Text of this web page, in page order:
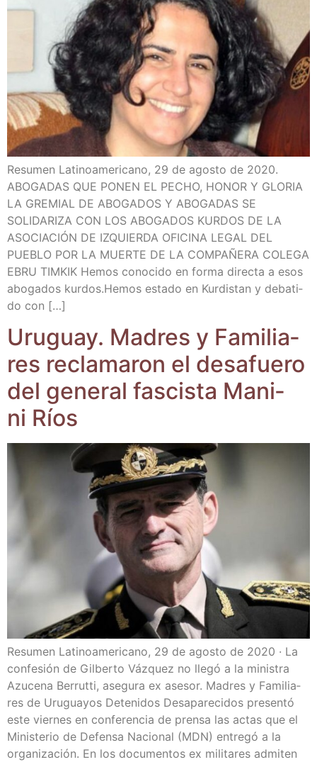
Resu­men Lati­no­ame­ri­cano, 29 de agos­to de 2020.
ABOGADAS QUE PONEN EL PECHO, HONOR Y GLORIA
LA GREMIAL DE ABOGADOS Y ABOGADAS SE
SOLIDARIZA CON LOS ABOGADOS KURDOS DE LA
ASOCIACIÓN DE IZQUIERDA OFICINA LEGAL DEL
PUEBLO POR LA MUERTE DE LA COMPAÑERA COLEGA
EBRU TIMKIK Hemos cono­ci­do en for­ma direc­ta a esos
abo­ga­dos kur­dos.Hemos esta­do en Kur­dis­tan y deba­ti­
do con […]
Uru­guay. Madres y Fami­lia­
res recla­ma­ron el des­afue­ro
del gene­ral fas­cis­ta Mani­
ni Ríos
Resu­men Lati­no­ame­ri­cano, 29 de agos­to de 2020 · La
con­fe­sión de Gil­ber­to Váz­quez no lle­gó a la minis­tra
Azu­ce­na Berrut­ti, ase­gu­ra ex ase­sor. Madres y Fami­lia­
res de Uru­gua­yos Dete­ni­dos Des­apa­re­ci­dos pre­sen­tó
este vier­nes en con­fe­ren­cia de pren­sa las actas que el
Minis­te­rio de Defen­sa Nacio­nal (MDN) entre­gó a la
orga­ni­za­ción. En los docu­men­tos ex mili­ta­res admi­ten